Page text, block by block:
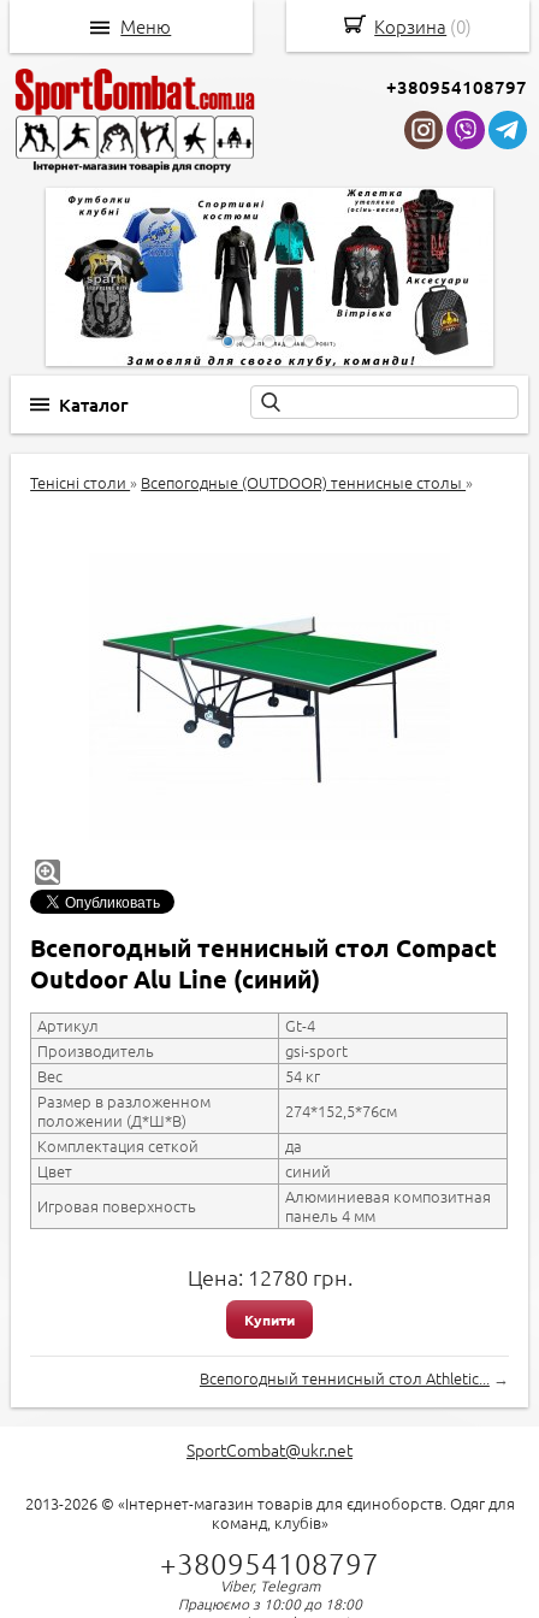
+380954108797
Каталог
Тенісні столи» Всепогодные (OUTDOOR) теннисные столы»
Всепогодный теннисный стол Compact
Outdoor Alu Line (синий)
Артикул
Gt-4
Производитель
gsi-sport
Вес
54 кг
Размер в разложенном
положении (Д*Ш*В)
274*152,5*76см
Комплектация сеткой
да
Цвет
синий
Игровая поверхность
Алюминиевая композитная
панель 4 мм
Цена: 12780 грн.
Купити
Всепогодный теннисный стол Athletic...→
SportCombat@ukr.net
2013-2026 © «Інтернет-магазин товарів для єдиноборств. Одяг для
команд, клубів»
+380954108797
Viber, Telegram
Працюємо з 10:00 до 18:00
Корзина (0)
Меню